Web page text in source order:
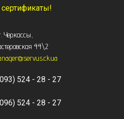
Каменка, Канев, Корсунь-
Умань, Христиновка.
Чорнобай, Шпола
Черкассы,
44\2
524 - 28 - 27
524 - 28 - 27